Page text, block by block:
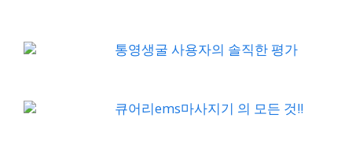
통영생굴 사용자의 솔직한 평가
큐어리ems마사지기 의 모든 것!!